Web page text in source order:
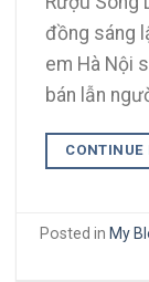
đồng sáng
em Hà Nội
bán lẫn
CONTINUE
Posted in My